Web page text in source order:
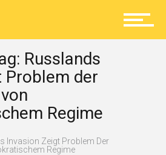
Russlands
Problem der
Regime
Invasion Zeigt Problem Der
Regime